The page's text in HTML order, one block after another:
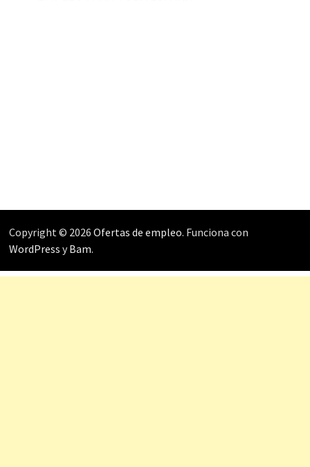
Copyright © 2026 Ofertas de empleo. Funciona con
WordPress yBam.